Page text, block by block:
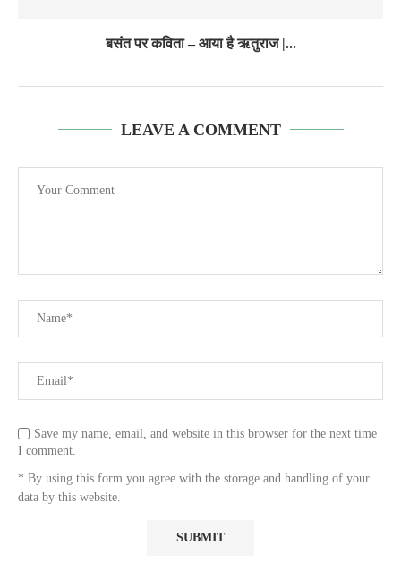
बसंत पर कविता – आया है ऋतुराज |...
LEAVE A COMMENT
Save my name, email, and website in this browser for the next time
I comment.
* By using this form you agree with the storage and handling of your
data by this website.